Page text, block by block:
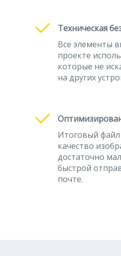
Техническая
Все элементы
проекте
которые не
на других
Итоговый
качество
достаточно
быстрой
почте.